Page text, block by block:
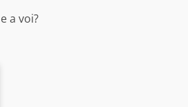
a voi?